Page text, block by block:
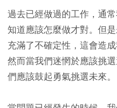
過去已經做過的工作，通
知道應該怎麼做才對。但
充滿了不確定性，這會造
然而當我們迷惘於應該挑
們應該鼓起勇氣挑選未來。